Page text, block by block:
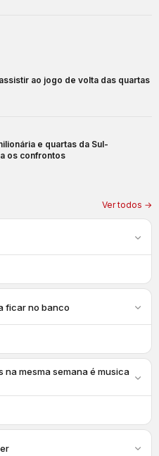
ao jogo de volta das quartas
e quartas da Sul-
os confrontos
Ver todos →
ficar no banco
na mesma semana é musica